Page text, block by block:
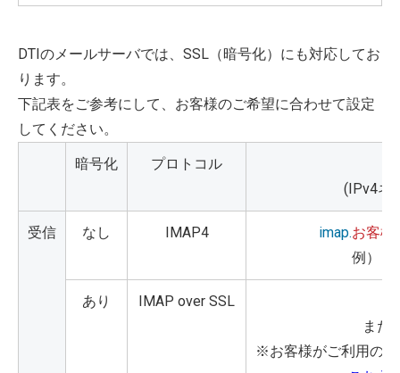
DTIのメールサーバでは、SSL（暗号化）にも対応してお
ります。
下記表をご参考にして、お客様のご希望に合わせて設定
してください。
暗号化
プロトコル
(IPv4ネ
受信 なし IMAP4 imap.お客様
例）
あり IMAP over SSL
また
※お客様がご利用の